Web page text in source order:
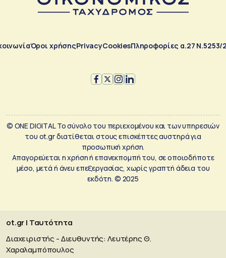
Όροι χρήσηςPrivacyCookiesΠληροφορίες α.27 Ν.5253/
© ONE DIGITAL Το σύνολο του περιεχομένου και των υπηρεσιών
του ot.gr διατίθεται στους επισκέπτες αυστηρά για
προσωπική χρήση.
Απαγορεύεται η χρήση ή επανεκπομπή του, σε οποιοδήποτε
μέσο, μετά ή άνευ επεξεργασίας, χωρίς γραπτή άδεια του
εκδότη. © 2025
ot.gr | Ταυτότητα
Διαχειριστής - Διευθυντής: Λευτέρης Θ.
Χαραλαμπόπουλος